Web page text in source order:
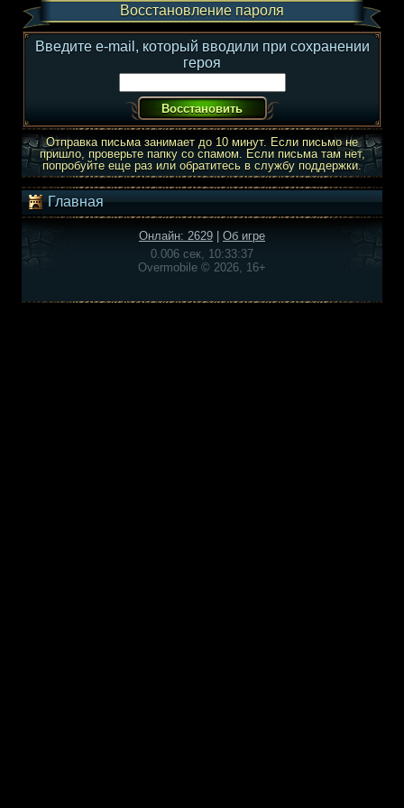
Восстановление пароля
Введите e-mail, который вводили при сохранении
героя
Отправка письма занимает до 10 минут. Если письмо не
пришло, проверьте папку со спамом. Если письма там нет,
попробуйте еще раз или обратитесь в службу поддержки.
Главная
Онлайн: 2629
Об игре
0.006 сек, 10:33:37
Overmobile © 2026, 16+